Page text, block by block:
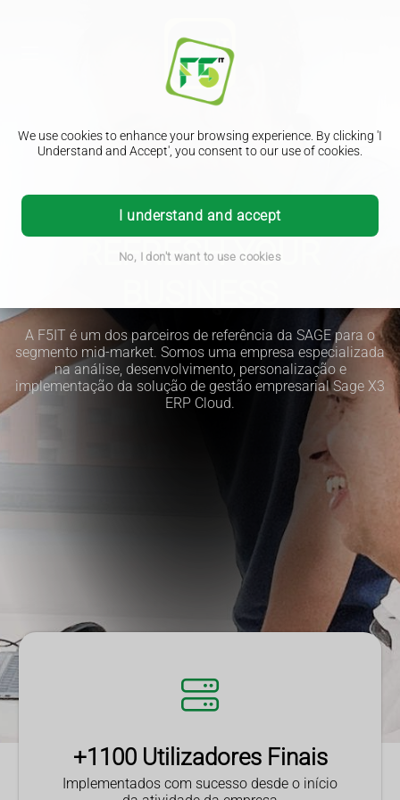
We use cookies to enhance your browsing experience. By clicking 'I
Understand and Accept', you consent to our use of cookies.
I understand and accept
No, I don't want to use cookies
REFRESH YOUR
A F5IT é um dos parceiros de referência da SAGE para o
segmento mid-market. Somos uma empresa especializada
na análise, desenvolvimento, personalização e
implementação da solução de gestão empresarial Sage X3
ERP Cloud.
+1100 Utilizadores Finais
Implementados com sucesso desde o início